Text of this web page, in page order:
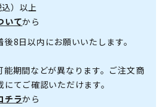
）以上
いてから
後8日以内にお願いいたします。
期間などが異なります。ご注文商
てご確認いただけます。
チラから